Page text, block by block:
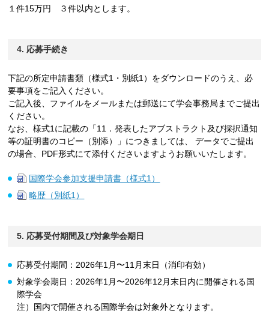
１件15万円 ３件以内とします。
4. 応募手続き
下記の所定申請書類（様式1・別紙1）をダウンロードのうえ、必
要事項をご記入ください。
ご記入後、ファイルをメールまたは郵送にて学会事務局までご提出
ください。
なお、様式1に記載の「11．発表したアブストラクト及び採択通知
等の証明書のコピー（別添）」につきましては、 データでご提出
の場合、PDF形式にて添付くださいますようお願いいたします。
国際学会参加支援申請書（様式1）
略歴（別紙1）
5. 応募受付期間及び対象学会期日
応募受付期間：2026年1月〜11月末日（消印有効）
対象学会期日：2026年1月〜2026年12月末日内に開催される国
際学会
注）国内で開催される国際学会は対象外となります。